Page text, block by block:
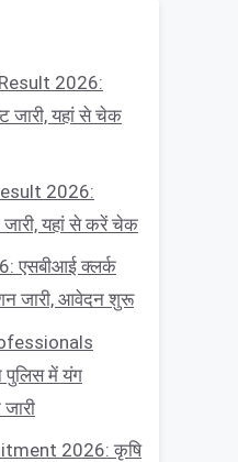
2026:
जारी, यहां से चेक
2026:
जारी, यहां से करें चेक
एसबीआई क्लर्क
जारी, आवेदन शुरू
में यंग
2026: कृषि